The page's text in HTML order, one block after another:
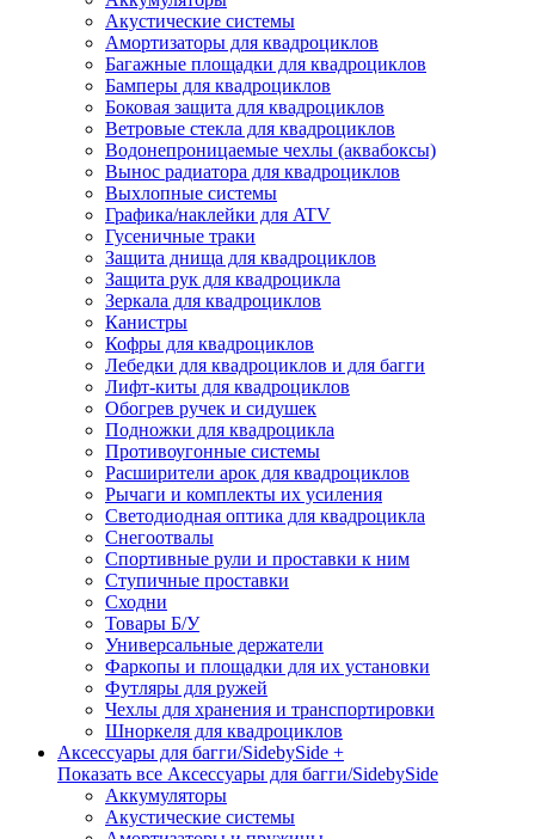
Акустические системы
Амортизаторы для квадроциклов
Багажные площадки для квадроциклов
Бамперы для квадроциклов
Боковая защита для квадроциклов
Ветровые стекла для квадроциклов
Водонепроницаемые чехлы (аквабоксы)
Вынос радиатора для квадроциклов
Выхлопные системы
Графика/наклейки для ATV
Гусеничные траки
Защита днища для квадроциклов
Защита рук для квадроцикла
Зеркала для квадроциклов
Канистры
Кофры для квадроциклов
Лебедки для квадроциклов и для багги
Лифт-киты для квадроциклов
Обогрев ручек и сидушек
Подножки для квадроцикла
Противоугонные системы
Расширители арок для квадроциклов
Рычаги и комплекты их усиления
Светодиодная оптика для квадроцикла
Снегоотвалы
Спортивные рули и проставки к ним
Ступичные проставки
Сходни
Товары Б/У
Универсальные держатели
Фаркопы и площадки для их установки
Футляры для ружей
Чехлы для хранения и транспортировки
Шноркеля для квадроциклов
Аксессуары для багги/SidebySide +
Показать все Аксессуары для багги/SidebySide
Аккумуляторы
Акустические системы